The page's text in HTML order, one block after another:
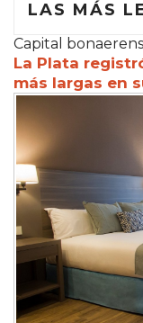
LAS MÁS
Capital
La Plata
más largas en